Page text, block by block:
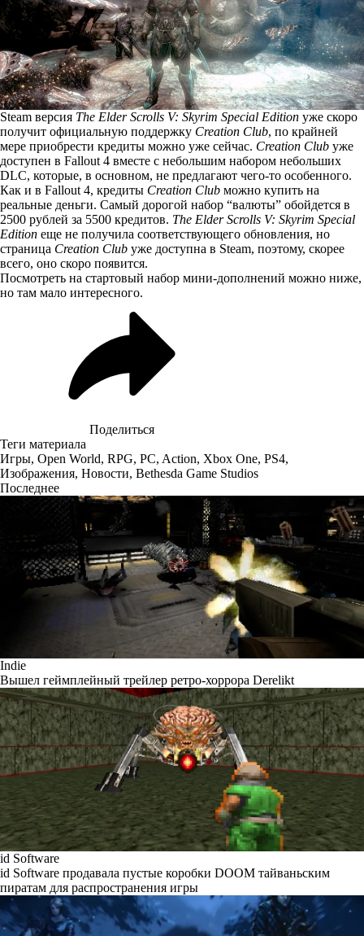
Steam версия The Elder Scrolls V: Skyrim Special Edition уже скоро
получит официальную поддержку Creation Club, по крайней
мере приобрести кредиты можно уже сейчас. Creation Club уже
доступен в Fallout 4 вместе с небольшим набором небольших
DLC, которые, в основном, не предлагают чего-то особенного.
Как и в Fallout 4, кредиты Creation Club можно купить на
реальные деньги. Самый дорогой набор “валюты” обойдется в
2500 рублей за 5500 кредитов. The Elder Scrolls V: Skyrim Special
Edition еще не получила соответствующего обновления, но
страница Creation Club уже доступна в Steam, поэтому, скорее
всего, оно скоро появится.
Посмотреть на стартовый набор мини-дополнений можно ниже,
но там мало интересного.
Поделиться
Теги материала
Игры, Open World, RPG, PC, Action, Xbox One, PS4,
Изображения, Новости, Bethesda Game Studios
Последнее
Indie
Вышел геймплейный трейлер ретро-хоррора Derelikt
id Software
id Software продавала пустые коробки DOOM тайваньским
пиратам для распространения игры